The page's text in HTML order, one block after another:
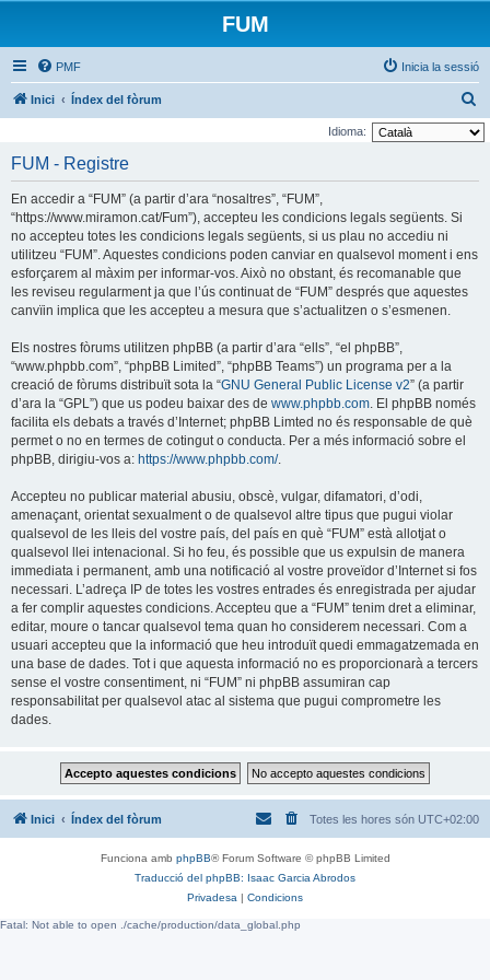
FUM
PMF Inicia la sessió
Inici Índex del fòrum
e
Idioma:
FUM - Registre
En accedir a “FUM” (a partir d’ara “nosaltres”, “FUM”,
“https://www.miramon.cat/Fum”), accepteu les condicions legals següents. Si
no accepteu totes les condicions legals següents, si us plau no accediu ni
utilitzeu “FUM”. Aquestes condicions poden canviar en qualsevol moment i ens
esforçarem al màxim per informar-vos. Això no obstant, és recomanable que
les reviseu regularment ja que l’ús continuat de “FUM” després que aquestes
canvïin implica que les accepteu a mesura que s’actualitzen o s’esmenen.
Els nostres fòrums utilitzen phpBB (a partir d’ara “ells”, “el phpBB”,
“www.phpbb.com”, “phpBB Limited”, “phpBB Teams”) un programa per a la
creació de fòrums distribuït sota la “GNU General Public License v2” (a partir
d’ara la “GPL”) que us podeu baixar des de www.phpbb.com. El phpBB només
facilita els debats a través d’Internet; phpBB Limted no és responsable de què
permet o no en termes de cotingut o conducta. Per a més informació sobre el
phpBB, dirigiu-vos a: https://www.phpbb.com/.
Accepteu no publicar material abusiu, obscè, vulgar, difamatori, d’odi,
amenaçant, orientat sexualment o de qualsevol altre tipus que pugui violar
qualsevol de les lleis del vostre país, del país en què “FUM” està allotjat o
qualsevol llei intenacional. Si ho feu, és possible que us expulsin de manera
immediata i permanent, amb una notificació al vostre proveïdor d’Internet si fos
necessari. L’adreça IP de totes les vostres entrades és enregistrada per ajudar
a fer complir aquestes condicions. Accepteu que a “FUM” tenim dret a eliminar,
editar, moure o tancar qualsevol tema quan ho considerem necessari. Com a
usuari accepteu que la informació que heu introduït quedi emmagatzemada en
una base de dades. Tot i que aquesta informació no es proporcionarà a tercers
sense el vostre consentiment, ni “FUM” ni phpBB assumiran cap
responsabilitat per qualsevol atac al sistema que pugui comprometre les
dades.
Inici Índex del fòrum Totes les hores són UTC+02:00
Funciona amb phpBB® Forum Software © phpBB Limited
Traducció del phpBB: Isaac Garcia Abrodos
Privadesa | Condicions
Fatal: Not able to open ./cache/production/data_global.php